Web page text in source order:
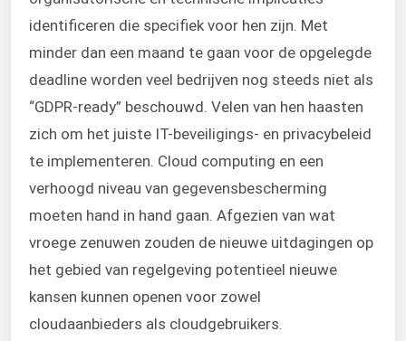
identificeren die specifiek voor hen zijn. Met
minder dan een maand te gaan voor de opgelegde
deadline worden veel bedrijven nog steeds niet als
“GDPR-ready” beschouwd. Velen van hen haasten
zich om het juiste IT-beveiligings- en privacybeleid
te implementeren. Cloud computing en een
verhoogd niveau van gegevensbescherming
moeten hand in hand gaan. Afgezien van wat
vroege zenuwen zouden de nieuwe uitdagingen op
het gebied van regelgeving potentieel nieuwe
kansen kunnen openen voor zowel
cloudaanbieders als cloudgebruikers.